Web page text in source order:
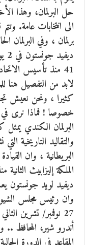
حل البرلمان، وهذا
الى انتخابات عامة.
برلمان ، وفي البرلمان
41 منذ تأسيس الاتحاد الدومينوين في عام 1867.
لابد من التفصيل هنا
كثيرا ، ونحن نعيش
خصوصا ! فماذا نرى
البرلمان الكندي
والتقاليد التاريخية
البريطانية ، وان
وان رئيس مجلس